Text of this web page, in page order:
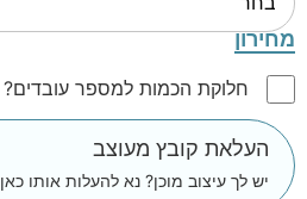
מחירון
חלוקת הכמות למספר עובדים?
העלאת קובץ מעוצב
יש לך עיצוב מוכן? נא להעלות אותו כאן